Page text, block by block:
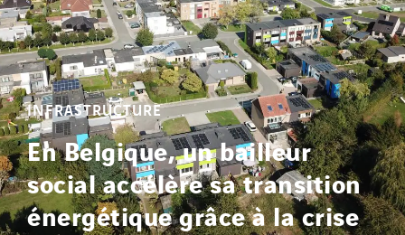
INFRASTRUCTURE
En Belgique, un bailleur
social accélère sa transition
énergétique grâce à la crise